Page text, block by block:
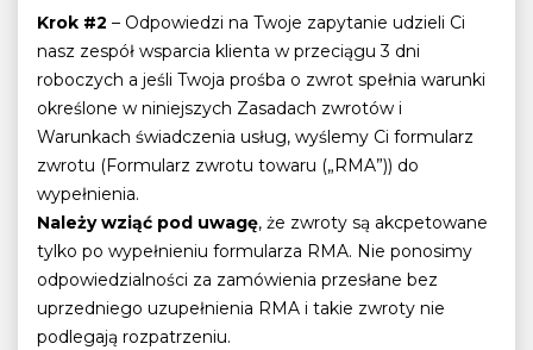
Krok #2 – Odpowiedzi na Twoje zapytanie udzieli Ci
nasz zespół wsparcia klienta w przeciągu 3 dni
roboczych a jeśli Twoja prośba o zwrot spełnia warunki
określone w niniejszych Zasadach zwrotów i
Warunkach świadczenia usług, wyślemy Ci formularz
zwrotu (Formularz zwrotu towaru („RMA”)) do
wypełnienia.
Należy wziąć pod uwagę, że zwroty są akcpetowane
tylko po wypełnieniu formularza RMA. Nie ponosimy
odpowiedzialności za zamówienia przesłane bez
uprzedniego uzupełnienia RMA i takie zwroty nie
podlegają rozpatrzeniu.